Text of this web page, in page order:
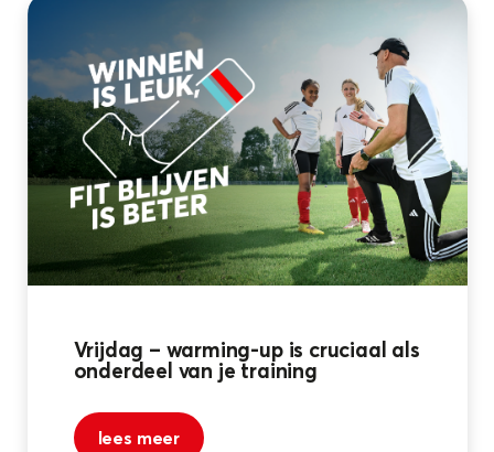
Vrijdag – warming-up is cruciaal als
onderdeel van je training
lees meer